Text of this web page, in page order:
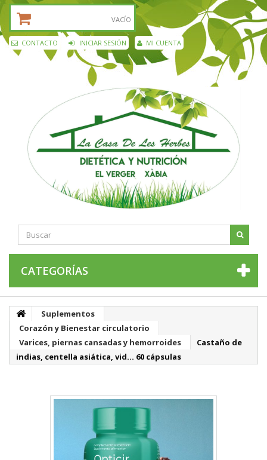
VACÍO
CONTACTO INICIAR SESIÓN MI CUENTA
CATEGORÍAS
Suplementos
Corazón y Bienestar circulatorio
Varices, piernas cansadas y hemorroides
Castaño de
indias, centella asiática, vid... 60 cápsulas